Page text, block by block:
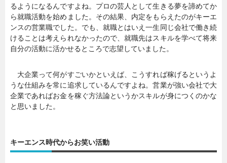
るようになるんですよね。プロの芸人として生きる夢を諦めてか
ら就職活動を始めました。その結果、内定をもらえたのがキーエ
ンスの営業職でした。でも、就職とはいえ一生同じ会社で働き続
けることは考えられなかったので、就職先はスキルを学べて将来
自分の活動に活かせるところで志望していました。
大企業って何がすごいかといえば、こうすれば稼げるというよ
うな仕組みを常に追求しているんですよね。営業が強い会社で大
企業であればお金を稼ぐ方法論というかスキルが身につくのかな
と思いました。
キーエンス時代からお笑い活動